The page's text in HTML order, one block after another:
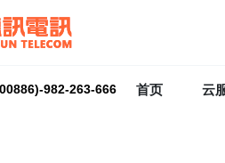
982-263-666 首页 云